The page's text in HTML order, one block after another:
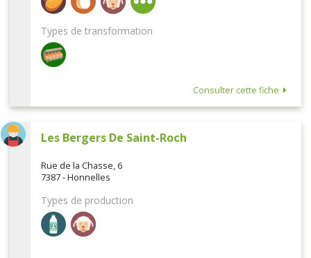
Types de transformation
Consulter cette fiche
Les Bergers De Saint-Roch
Rue de la Chasse, 6
7387 - Honnelles
Types de production